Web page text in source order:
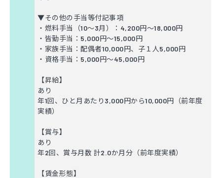
▼その他の手当等付記事項
・燃料手当（10～3月）：4,200円～18,000円
・皆勤手当：5,000円～15,000円
・家族手当：配偶者10,000円、子１人5,000円
・資格手当：5,000円～45,000円
【昇給】
あり
年1回、ひと月あたり3,000円から10,000円（前年度
実績）
【賞与】
あり
年2回、賞与月数 計2.0か月分（前年度実績）
【賃金形態】